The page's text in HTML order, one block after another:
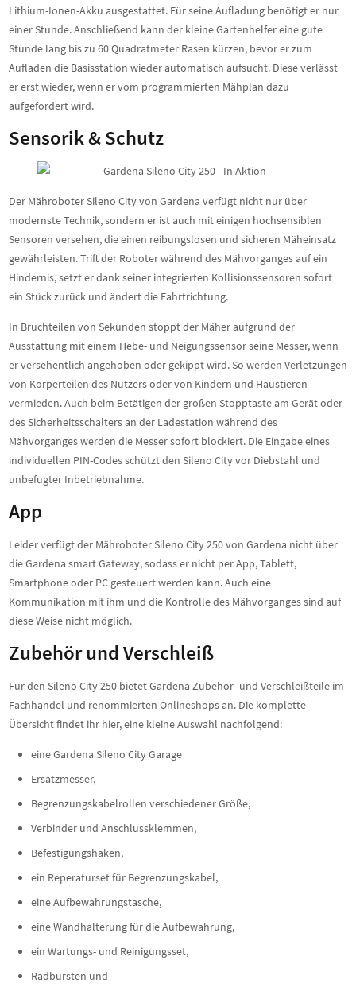
Lithium-Ionen-Akku ausgestattet. Für seine Aufladung benötigt er nur
einer Stunde. Anschließend kann der kleine Gartenhelfer eine gute
Stunde lang bis zu 60 Quadratmeter Rasen kürzen, bevor er zum
Aufladen die Basisstation wieder automatisch aufsucht. Diese verlässt
er erst wieder, wenn er vom programmierten Mähplan dazu
aufgefordert wird.
Sensorik & Schutz
Der Mähroboter Sileno City von Gardena verfügt nicht nur über
modernste Technik, sondern er ist auch mit einigen hochsensiblen
Sensoren versehen, die einen reibungslosen und sicheren Mäheinsatz
gewährleisten. Trift der Roboter während des Mähvorganges auf ein
Hindernis, setzt er dank seiner integrierten Kollisionssensoren sofort
ein Stück zurück und ändert die Fahrtrichtung.
In Bruchteilen von Sekunden stoppt der Mäher aufgrund der
Ausstattung mit einem Hebe- und Neigungssensor seine Messer, wenn
er versehentlich angehoben oder gekippt wird. So werden Verletzungen
von Körperteilen des Nutzers oder von Kindern und Haustieren
vermieden. Auch beim Betätigen der großen Stopptaste am Gerät oder
des Sicherheitsschalters an der Ladestation während des
Mähvorganges werden die Messer sofort blockiert. Die Eingabe eines
individuellen PIN-Codes schützt den Sileno City vor Diebstahl und
unbefugter Inbetriebnahme.
App
Leider verfügt der Mähroboter Sileno City 250 von Gardena nicht über
die Gardena smart Gateway, sodass er nicht per App, Tablett,
Smartphone oder PC gesteuert werden kann. Auch eine
Kommunikation mit ihm und die Kontrolle des Mähvorganges sind auf
diese Weise nicht möglich.
Zubehör und Verschleiß
Für den Sileno City 250 bietet Gardena Zubehör- und Verschleißteile im
Fachhandel und renommierten Onlineshops an. Die komplette
Übersicht findet ihr hier, eine kleine Auswahl nachfolgend:
eine Gardena Sileno City Garage
Ersatzmesser,
Begrenzungskabelrollen verschiedener Größe,
Verbinder und Anschlussklemmen,
Befestigungshaken,
ein Reperaturset für Begrenzungskabel,
eine Aufbewahrungstasche,
eine Wandhalterung für die Aufbewahrung,
ein Wartungs- und Reinigungsset,
Radbürsten und